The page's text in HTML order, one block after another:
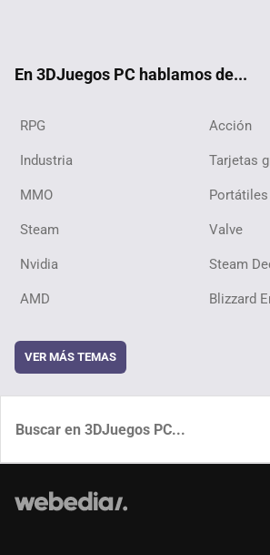
En 3DJuegos PC hablamos de...
RPG Acción
Industria Tarjetas
MMO Portátiles
Steam Valve
Nvidia Steam
AMD Blizzard
VER MÁS TEMAS